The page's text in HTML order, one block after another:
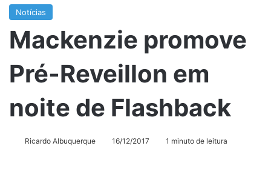
Notícias
Mackenzie promove
Pré-Reveillon em
noite de Flashback
Ricardo Albuquerque 16/12/2017 1 minuto de leitura